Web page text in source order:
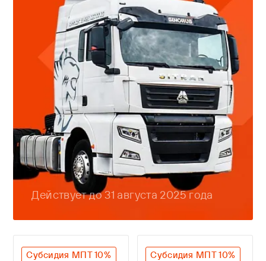
Субсидия МПТ 10%
Субсидия МПТ 10%
Действует до 31 августа 2025 года